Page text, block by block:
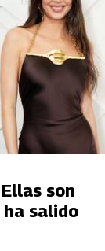
son
salido